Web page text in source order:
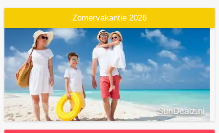
Zomervakantie 2026